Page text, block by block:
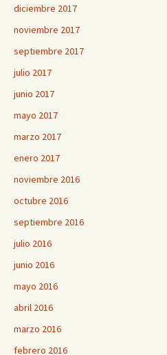
diciembre 2017
noviembre 2017
septiembre 2017
julio 2017
junio 2017
mayo 2017
marzo 2017
enero 2017
noviembre 2016
octubre 2016
septiembre 2016
julio 2016
junio 2016
mayo 2016
abril 2016
marzo 2016
febrero 2016